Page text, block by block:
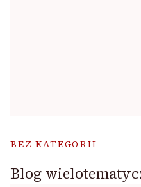
BEZ KATEGORII
Blog